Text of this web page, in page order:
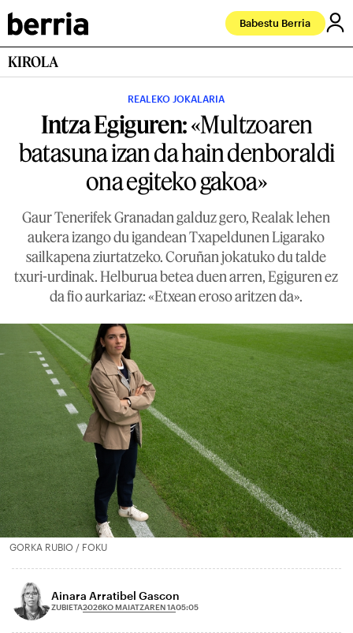
Babestu Berria
KIROLA
REALEKO JOKALARIA
Intza Egiguren:«Multzoaren
batasuna izan da hain denboraldi
ona egiteko gakoa»
Gaur Tenerifek Granadan galduz gero, Realak lehen
aukera izango du igandean Txapeldunen Ligarako
sailkapena ziurtatzeko. Coruñan jokatuko du talde
txuri-urdinak. Helburua betea duen arren, Egiguren ez
da fio aurkariaz: «Etxean eroso aritzen da».
GORKA RUBIO / FOKU
Ainara Arratibel Gascon
ZUBIETA2026KO MAIATZAREN 1A05:05